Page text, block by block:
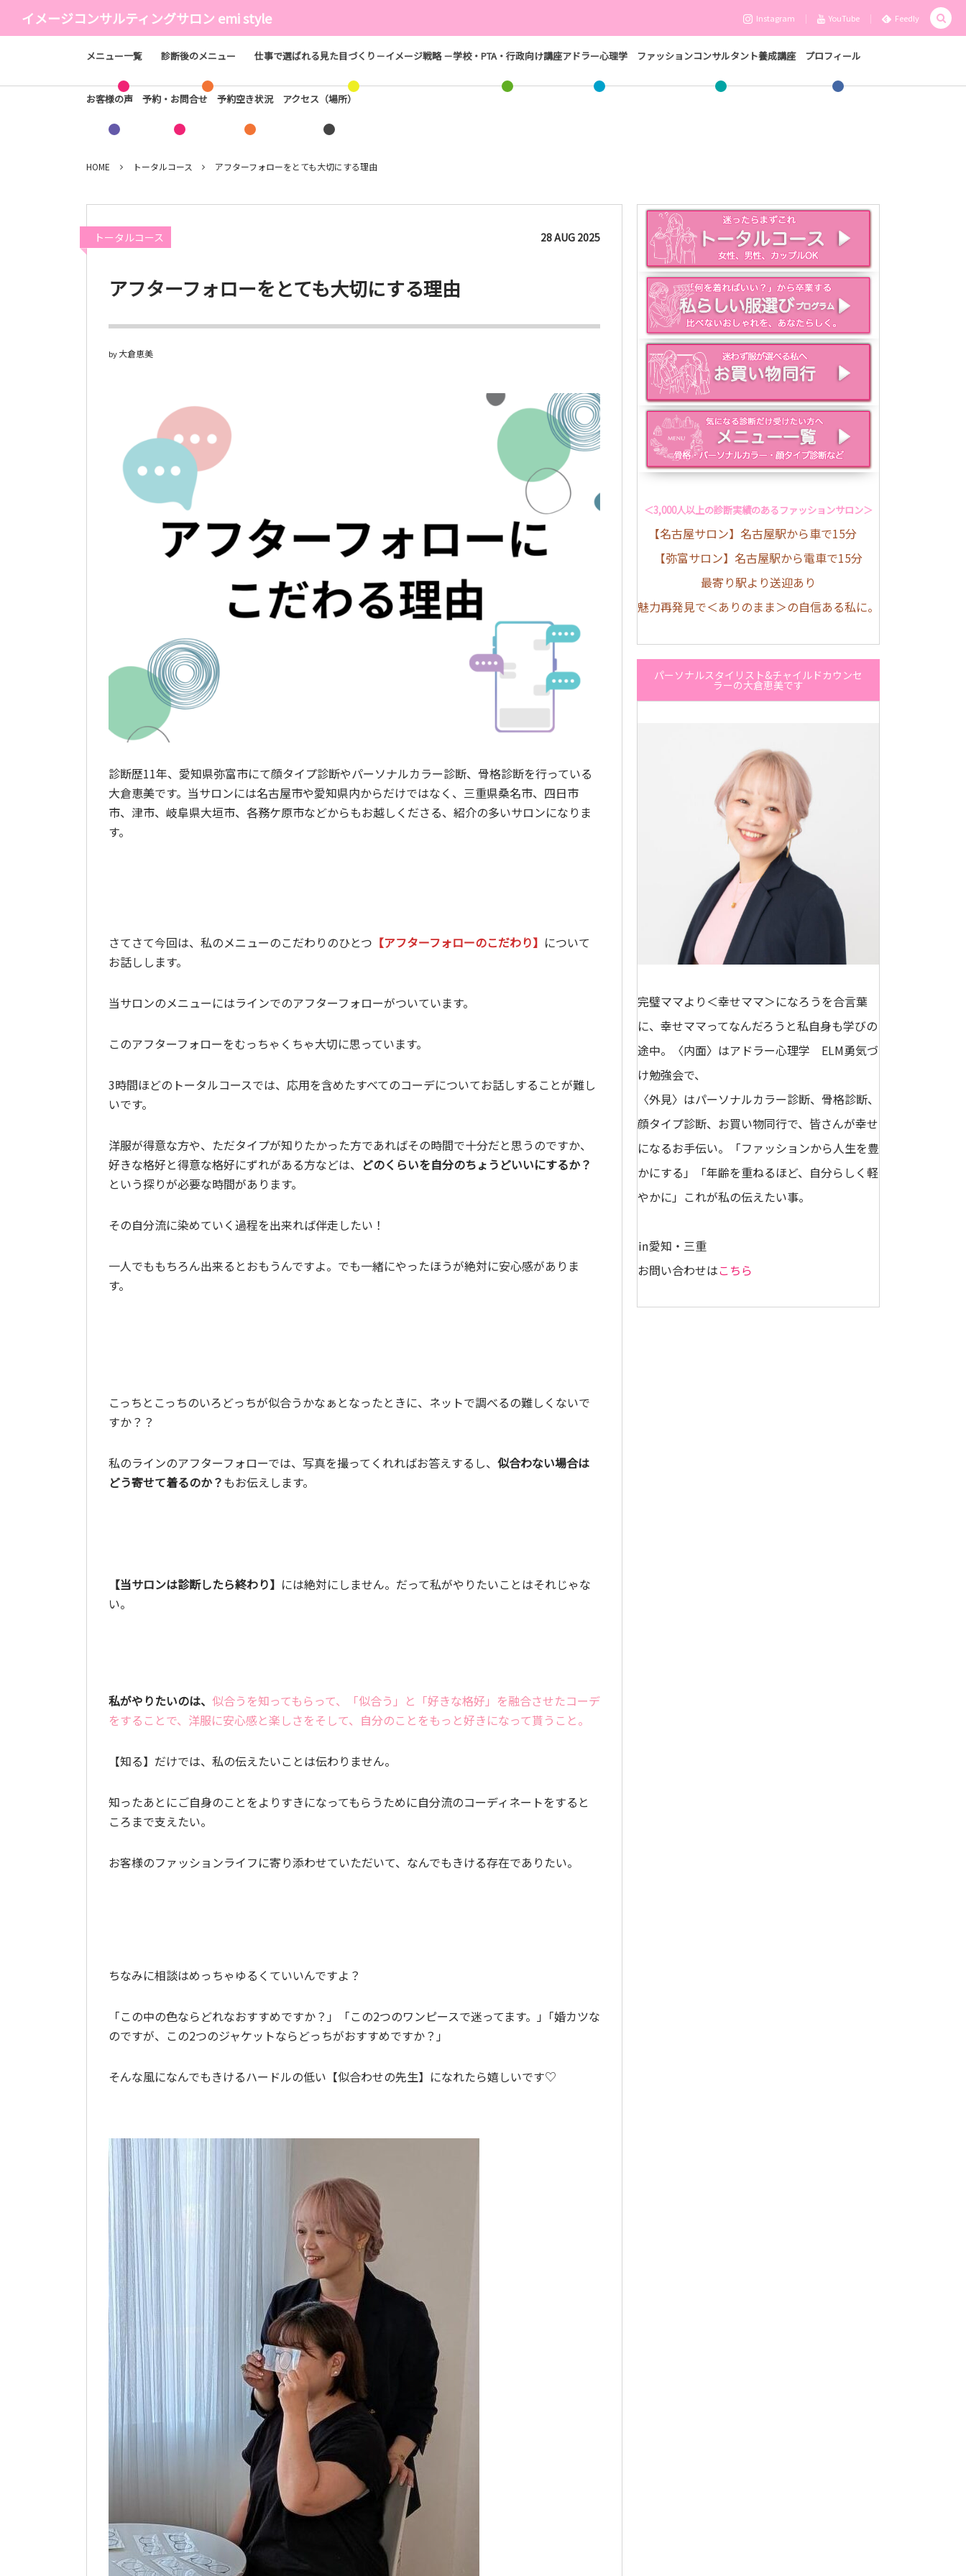
イメージコンサルティングサロン emi style Instagram YouTube Feedly
メニュー一覧 診断後のメニュー 仕事で選ばれる見た目づくり－イメージ戦略 －学校・PTA・行政向け講座アドラー心理学 ファッションコンサルタント養成講座 プロフィール
お客様の声 予約・お問合せ 予約空き状況 アクセス（場所）
HOME トータルコース アフターフォローをとても大切にする理由
トータルコース 28AUG 2025
アフターフォローをとても大切にする理由
by大倉恵美
診断歴11年、愛知県弥富市にて顔タイプ診断やパーソナルカラー診断、骨格診断を行っている
大倉恵美です。当サロンには名古屋市や愛知県内からだけではなく、三重県桑名市、四日市
市、津市、岐阜県大垣市、各務ケ原市などからもお越しくださる、紹介の多いサロンになりま
す。
さてさて今回は、私のメニューのこだわりのひとつ 【アフターフォローのこだわり】 について
お話しします。
当サロンのメニューにはラインでのアフターフォローがついています。
このアフターフォローをむっちゃくちゃ大切に思っています。
3時間ほどのトータルコースでは、応用を含めたすべてのコーデについてお話しすることが難し
いです。
洋服が得意な方や、ただタイプが知りたかった方であればその時間で十分だと思うのですか、
好きな格好と得意な格好にずれがある方などは、 どのくらいを自分のちょうどいいにするか？
という探りが必要な時間があります。
その自分流に染めていく過程を出来れば伴走したい！
一人でももちろん出来るとおもうんですよ。でも一緒にやったほうが絶対に安心感がありま
す。
こっちとこっちのいろどっちが似合うかなぁとなったときに、ネットで調べるの難しくないで
すか？？
私のラインのアフターフォローでは、写真を撮ってくれればお答えするし、 似合わない場合は
どう寄せて着るのか？もお伝えします。
【当サロンは診断したら終わり】 には絶対にしません。だって私がやりたいことはそれじゃな
い。
私がやりたいのは、 似合うを知ってもらって、「似合う」と「好きな格好」を融合させたコーデ
をすることで、洋服に安心感と楽しさをそして、自分のことをもっと好きになって貰うこと。
【知る】だけでは、私の伝えたいことは伝わりません。
知ったあとにご自身のことをよりすきになってもらうために自分流のコーディネートをすると
ころまで支えたい。
お客様のファッションライフに寄り添わせていただいて、なんでもきける存在でありたい。
ちなみに相談はめっちゃゆるくていいんですよ？
「この中の色ならどれなおすすめですか？」「この2つのワンピースで迷ってます。」｢婚カツな
のですが、この2つのジャケットならどっちがおすすめですか？｣
そんな風になんでもきけるハードルの低い【似合わせの先生】になれたら嬉しいです♡
＜3,000人以上の診断実績のあるファッションサロン＞
【名古屋サロン】名古屋駅から車で15分
【弥富サロン】名古屋駅から電車で15分
最寄り駅より送迎あり
魅力再発見で＜ありのまま＞の自信ある私に。
パーソナルスタイリスト&チャイルドカウンセ
ラーの大倉恵美です
完璧ママより＜幸せママ＞になろうを合言葉
に、幸せママってなんだろうと私自身も学びの
途中。〈内面〉はアドラー心理学 ELM勇気づ
け勉強会で、
〈外見〉はパーソナルカラー診断、骨格診断、
顔タイプ診断、お買い物同行で、皆さんが幸せ
になるお手伝い。「ファッションから人生を豊
かにする」「年齢を重ねるほど、自分らしく軽
やかに」これが私の伝えたい事。
㏌愛知・三重
お問い合わせはこちら